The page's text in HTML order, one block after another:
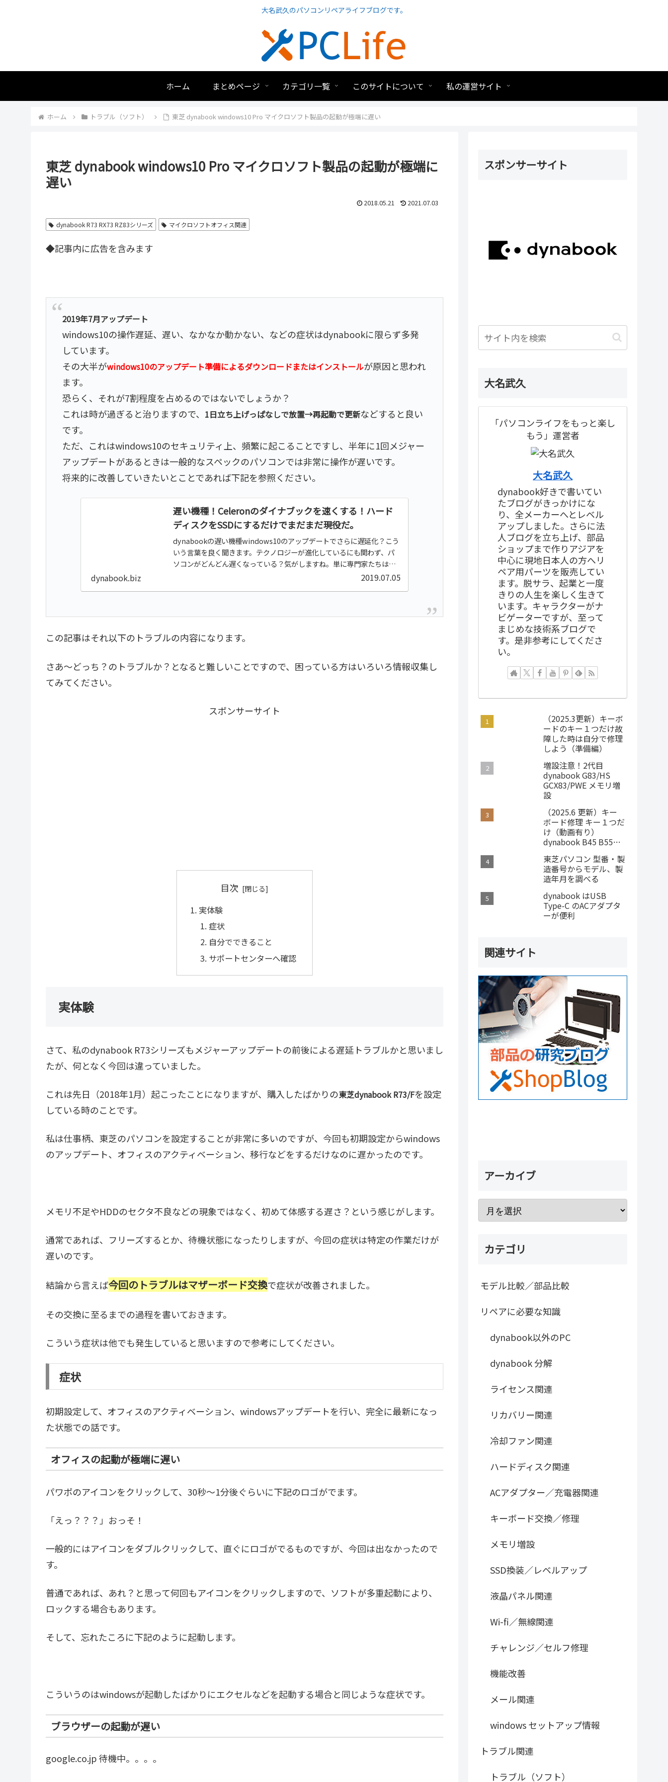
大名武久のパソコンリペアライフブログです。
ホーム まとめページ カテゴリ一覧 このサイトについて 私の運営サイト
ホーム トラブル（ソフト） 東芝 dynabook windows10 Pro マイクロソフト製品の起動が極端に遅い
東芝 dynabook windows10 Pro マイクロソフト製品の起動が極端に
遅い
2018.05.21 2021.07.03
dynabook R73 RX73 RZ83シリーズ マイクロソフトオフィス関連
◆記事内に広告を含みます
2019年7月アップデート
windows10の操作遅延、遅い、なかなか動かない、などの症状はdynabookに限らず多発
しています。
その大半がwindows10のアップデート準備によるダウンロードまたはインストールが原因と思われ
ます。
恐らく、それが7割程度を占めるのではないでしょうか？
これは時が過ぎると治りますので、 1日立ち上げっぱなしで放置→再起動で更新などすると良い
です。
ただ、これはwindows10のセキュリティ上、頻繁に起こることですし、半年に1回メジャー
アップデートがあるときは一般的なスペックのパソコンでは非常に操作が遅いです。
将来的に改善していきたいとことであれば下記を参照ください。
遅い機種！Celeronのダイナブックを速くする！ハード
ディスクをSSDにするだけでまだまだ現役だ。
dynabookの遅い機種windows10のアップデートでさらに遅延化？こう
いう言葉を良く聞きます。テクノロジーが進化しているにも関わず、パ
ソコンがどんどん遅くなっている？気がしますね。単に専門家たちは
dynabook.biz 2019.07.05
この記事はそれ以下のトラブルの内容になります。
さあ～どっち？のトラブルか？となると難しいことですので、困っている方はいろいろ情報収集し
てみてください。
スポンサーサイト
目次
実体験
症状
自分でできること
サポートセンターへ確認
実体験
さて、私のdynabook R73シリーズもメジャーアップデートの前後による遅延トラブルかと思いまし
たが、何となく今回は違っていました。
これは先日（2018年1月）起こったことになりますが、購入したばかりの東芝dynabook R73/Fを設定
している時のことです。
私は仕事柄、東芝のパソコンを設定することが非常に多いのですが、今回も初期設定からwindows
のアップデート、オフィスのアクティベーション、移行などをするだけなのに遅かったのです。
メモリ不足やHDDのセクタ不良などの現象ではなく、初めて体感する遅さ？という感じがします。
通常であれば、フリーズするとか、待機状態になったりしますが、今回の症状は特定の作業だけが
遅いのです。
結論から言えば今回のトラブルはマザーボード交換で症状が改善されました。
その交換に至るまでの過程を書いておきます。
こういう症状は他でも発生していると思いますので参考にしてください。
症状
初期設定して、オフィスのアクティベーション、windowsアップデートを行い、完全に最新になっ
た状態での話です。
オフィスの起動が極端に遅い
パワポのアイコンをクリックして、30秒～1分後ぐらいに下記のロゴがでます。
「えっ？？？」おっそ！
一般的にはアイコンをダブルクリックして、直ぐにロゴがでるものですが、今回は出なかったので
す。
普通であれば、あれ？と思って何回もアイコンをクリックしますので、ソフトが多重起動により、
ロックする場合もあります。
そして、忘れたころに下記のように起動します。
こういうのはwindowsが起動したばかりにエクセルなどを起動する場合と同じような症状です。
ブラウザーの起動が遅い
google.co.jp 待機中。。。。
スポンサーサイト
大名武久
「パソコンライフをもっと楽し
もう」運営者
大名武久
dynabook好きで書いてい
たブログがきっかけにな
り、全メーカーへとレベル
アップしました。さらに法
人ブログを立ち上げ、部品
ショップまで作りアジアを
中心に現地日本人の方へリ
ペア用パーツを販売してい
ます。脱サラ、起業と一度
きりの人生を楽しく生きて
います。キャラクターがナ
ビゲーターですが、至って
まじめな技術系ブログで
す。是非参考にしてくださ
い。
（2025.3更新）キーボ
ードのキー１つだけ故
障した時は自分で修理
しよう（準備編）
増設注意！2代目
dynabook G83/HS
GCX83/PWE メモリ増
設
（2025.6 更新）キー
ボード修理 キー１つだ
け（動画有り）
dynabook B45 B55
東芝パソコン 型番・製
造番号からモデル、製
造年月を調べる
dynabook はUSB
Type-C のACアダプタ
ーが便利
関連サイト
アーカイブ
カテゴリ
モデル比較／部品比較
リペアに必要な知識
dynabook以外のPC
dynabook 分解
ライセンス関連
リカバリー関連
冷却ファン関連
ハードディスク関連
ACアダプター／充電器関連
キーボード交換／修理
メモリ増設
SSD換装／レベルアップ
液晶パネル関連
Wi-fi／無線関連
チャレンジ／セルフ修理
機能改善
メール関連
windows セットアップ情報
トラブル関連
トラブル（ソフト）